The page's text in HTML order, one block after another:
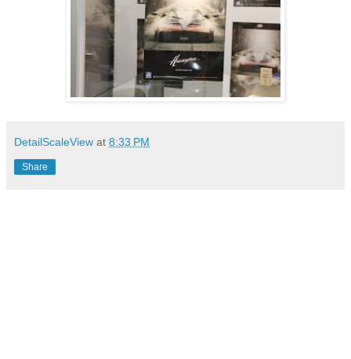
DetailScaleView at 8:33 PM
Share